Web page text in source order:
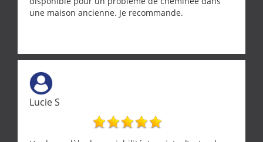
une maison ancienne. Je recommande.
Lucie S